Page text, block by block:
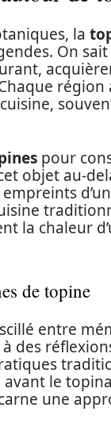
la
On
région
pour
objet au-
la chaleur
de topine
entre
des
le
une